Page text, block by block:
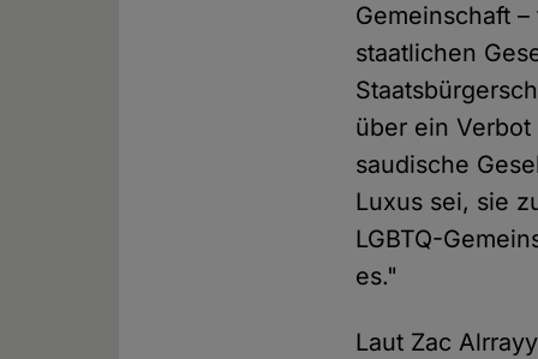
Gemeinschaft
staatlichen
über ein
saudische
Luxus sei, sie
LGBTQ-
es."
Laut Zac